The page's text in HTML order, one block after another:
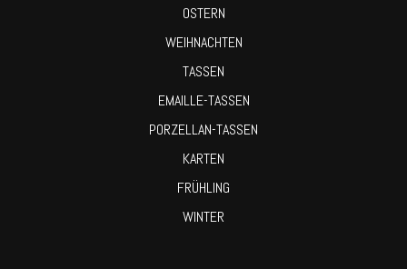
OSTERN
WEIHNACHTEN
TASSEN
EMAILLE-TASSEN
PORZELLAN-TASSEN
KARTEN
FRÜHLING
WINTER